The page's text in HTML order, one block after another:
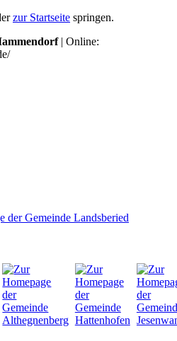
zur Startseite springen.
| Online: